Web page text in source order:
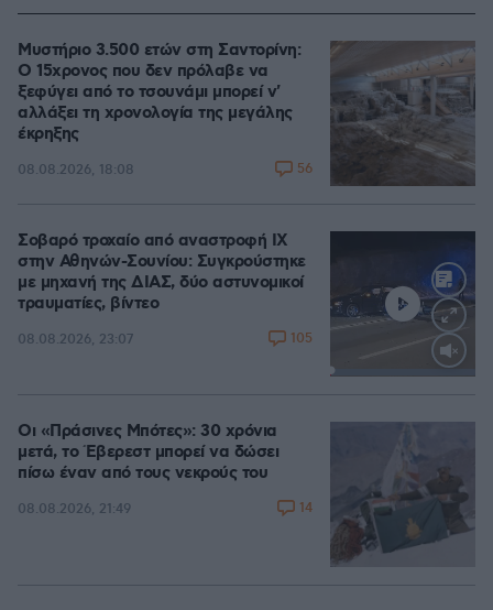
Μυστήριο 3.500 ετών στη Σαντορίνη:
Ο 15χρονος που δεν πρόλαβε να
ξεφύγει από το τσουνάμι μπορεί ν'
αλλάξει τη χρονολογία της μεγάλης
έκρηξης
08.08.2026, 18:08 56
Σοβαρό τροχαίο από αναστροφή ΙΧ
στην Αθηνών-Σουνίου: Συγκρούστηκε
με μηχανή της ΔΙΑΣ, δύο αστυνομικοί
τραυματίες, βίντεο
08.08.2026, 23:07 105
Οι «Πράσινες Μπότες»: 30 χρόνια
μετά, το Έβερεστ μπορεί να δώσει
πίσω έναν από τους νεκρούς του
08.08.2026, 21:49 14